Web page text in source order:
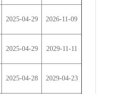
2025-04-29 2026-11-09
2025-04-29 2029-11-11
2025-04-28 2029-04-23